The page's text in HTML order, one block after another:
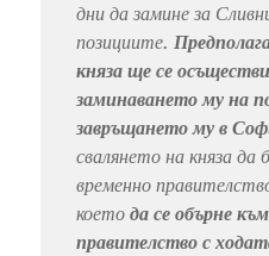
дни да замине за
позициите.
княза ще се
заминаването му на
завръщането му в
свалянето на княза да
временно
което да се обърне
правителство с